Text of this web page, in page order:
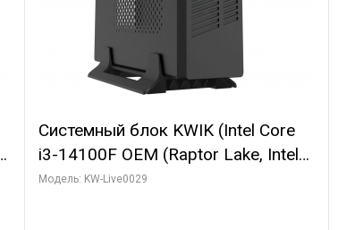
Системный блок KWIK (Intel Core
i3-14100F OEM (Raptor Lake, Intel
7, C4 0EC/4PC/T/ 64 ГБ ОЗУ (2
Модель: KW-Live0029